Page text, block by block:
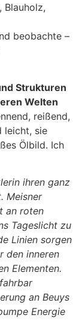
Blauholz,
beobachte –
Strukturen
Welten
reißend,
leicht, sie
Ölbild. Ich
ihren ganz
Meisner
an roten
Tageslicht zu
Linien sorgen
den inneren
Elementen.
an Beuys
Energie